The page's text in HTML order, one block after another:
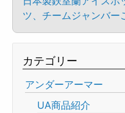
ツ、チームジャンバー
カテゴリー
アンダーアーマー
UA商品紹介